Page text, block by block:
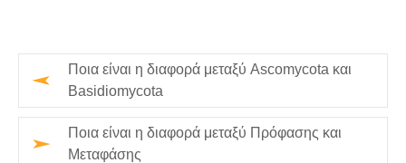
Ποια είναι η διαφορά μεταξύ Ascomycota και
Basidiomycota
Ποια είναι η διαφορά μεταξύ Πρόφασης και
Μεταφάσης